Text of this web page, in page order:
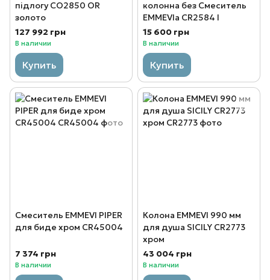
підлогу CO2850 OR
золото
127 992 грн
В наличии
Купить
колонна без Смеситель
EMMEVIа CR2584 I
15 600 грн
В наличии
Купить
Смеситель EMMEVI PIPER
для биде хром CR45004
7 374 грн
В наличии
Колона EMMEVI 990 мм
для душа SICILY CR2773
хром
43 004 грн
В наличии